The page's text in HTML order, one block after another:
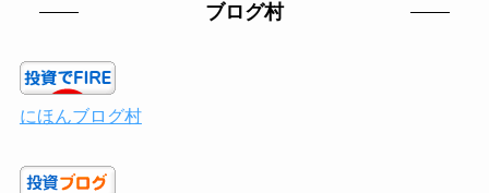
ブログ村
にほんブログ村